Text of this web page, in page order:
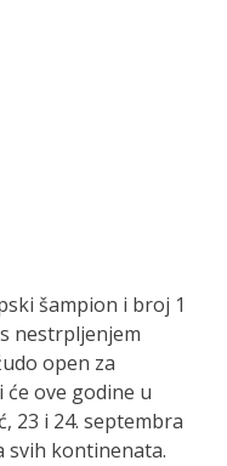
šampion i broj 1
nestrpljenjem
open za
će ove godine u
23 i 24. septembra
svih kontinenata.